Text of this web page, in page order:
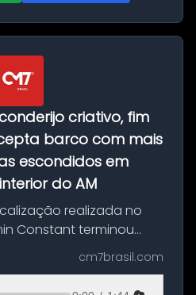
criativo, fim
barco com mais
escondidos em
do AM
realizada no
Constant terminou
115
em uma
no porto da cidade. O
cm7brasil.com